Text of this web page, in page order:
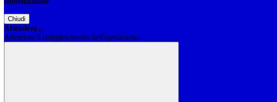
Chiudi
Attendere...
Attendere il completamento dell'operazione...